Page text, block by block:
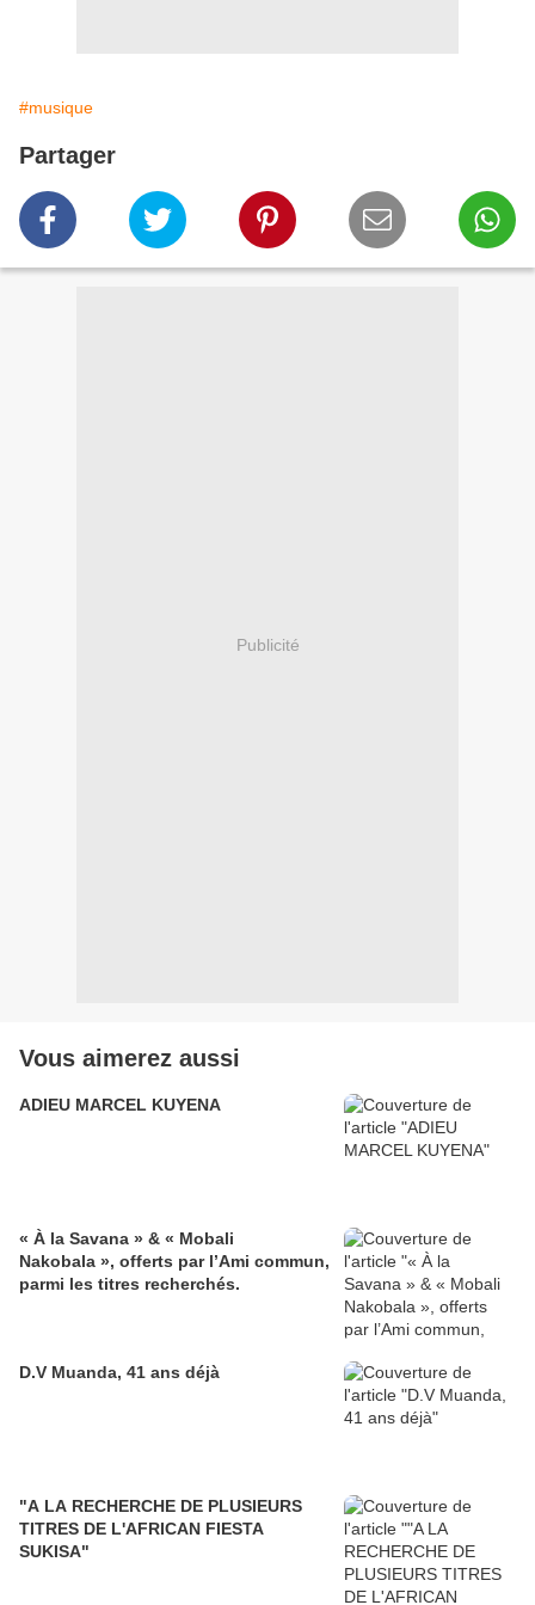
#musique
Partager
Publicité
Vous aimerez aussi
ADIEU MARCEL KUYENA
« À la Savana » & « Mobali
Nakobala », offerts par l’Ami commun,
parmi les titres recherchés.
D.V Muanda, 41 ans déjà
"A LA RECHERCHE DE PLUSIEURS
TITRES DE L'AFRICAN FIESTA
SUKISA"